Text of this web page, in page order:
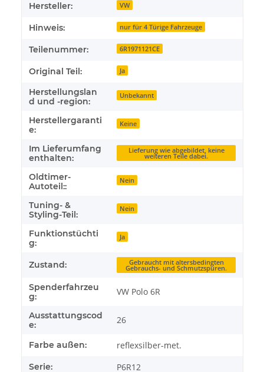
Hersteller: VW
Hinweis: nur für 4 Türige Fahrzeuge
Teilenummer: 6R1971121CE
Original Teil: Ja
Herstellungslan
d und -region:
Unbekannt
Herstellergaranti
e:
Keine
Im Lieferumfang
enthalten:
Lieferung wie abgebildet, keine
weiteren Teile dabei.
Oldtimer-
Autoteil::
Nein
Tuning- &
Styling-Teil:
Nein
Funktionstüchti
g:
Ja
Zustand: Gebraucht mit altersbedingten
Gebrauchs- und Schmutzspuren.
Spenderfahrzeu
g:
VW Polo 6R
Ausstattungscod
e:
26
Farbe außen: reflexsilber-met.
Serie: P6R12